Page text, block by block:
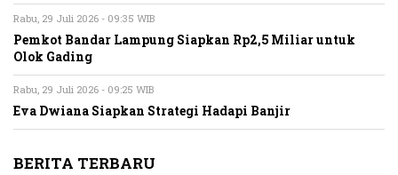
Rabu, 29 Juli 2026 - 09:35 WIB
Pemkot Bandar Lampung Siapkan Rp2,5 Miliar untuk
Olok Gading
Rabu, 29 Juli 2026 - 09:25 WIB
Eva Dwiana Siapkan Strategi Hadapi Banjir
BERITA TERBARU